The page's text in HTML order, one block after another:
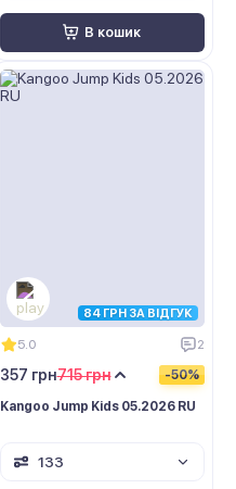
В кошик
84 ГРН ЗА ВІДГУК
5.0 2
715 грн
357 грн -50%
Kangoo Jump Kids 05.2026 RU
133